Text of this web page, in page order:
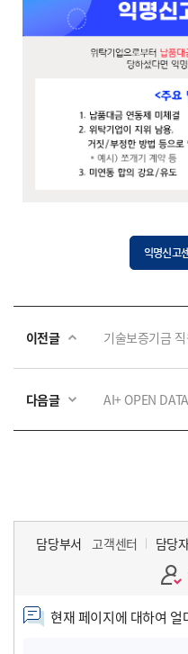
익명신고
이전글 기술보증기금
다음글 AI+ OPEN
담당부서 고객센터 담당
현재 페이지에 대하여 얼